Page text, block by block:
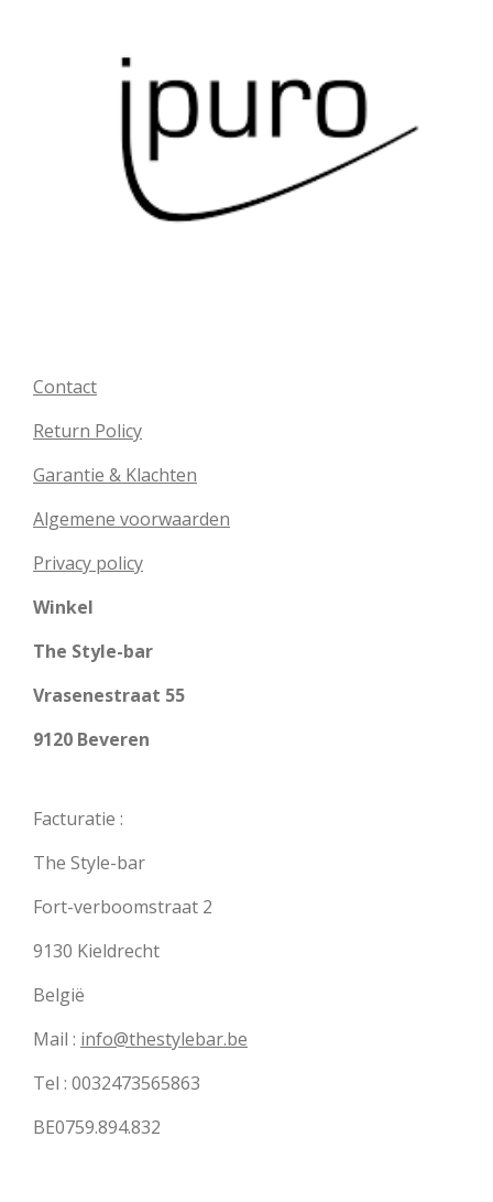
Contact
Return Policy
Garantie & Klachten
Algemene voorwaarden
Privacy policy
Winkel
The Style-bar
Vrasenestraat 55
9120 Beveren
Facturatie :
The Style-bar
Fort-verboomstraat 2
9130 Kieldrecht
België
Mail : info@thestylebar.be
Tel : 0032473565863
BE0759.894.832